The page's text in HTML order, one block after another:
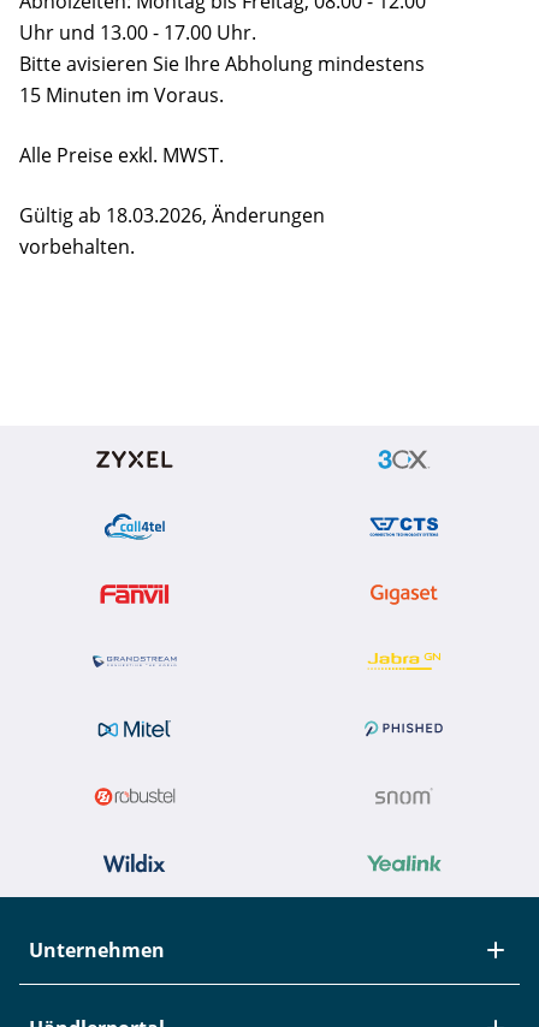
Uhr und 13.00 - 17.00 Uhr.
Bitte avisieren Sie Ihre Abholung mindestens
15 Minuten im Voraus.
Alle Preise exkl. MWST.
Gültig ab 18.03.2026, Änderungen
vorbehalten.
Unternehmen